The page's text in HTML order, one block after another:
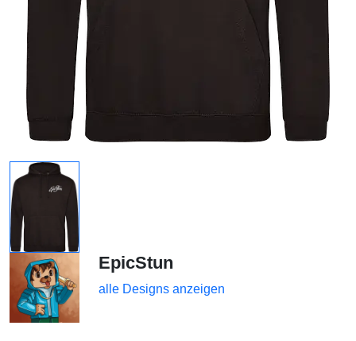
EpicStun
alle Designs anzeigen